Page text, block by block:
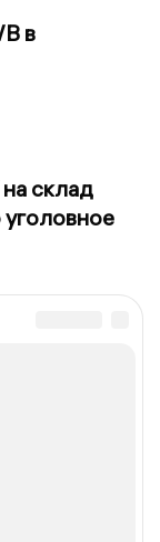
в
склад